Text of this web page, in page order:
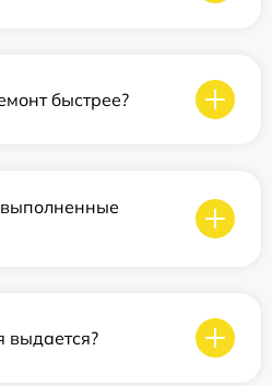
быстрее?
выполненные
выдается?